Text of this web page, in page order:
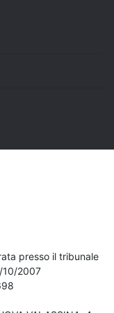
presso il tribunale
10/2007